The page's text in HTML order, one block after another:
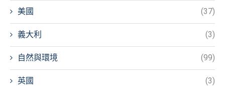
美國 (37)
義大利 (3)
自然與環境 (99)
英國 (3)